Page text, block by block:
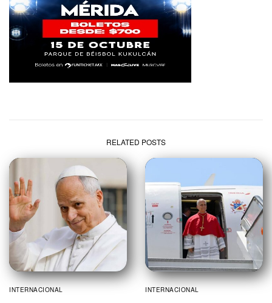
RELATED POSTS
INTERNACIONAL INTERNACIONAL